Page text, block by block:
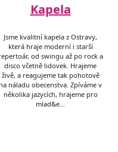
Kapela
Jsme kvalitní kapela z Ostravy,
která hraje moderní i starší
od swingu až po rock a
disco včetně lidovek. Hrajeme
živě, a reagujeme tak pohotově
na náladu obecenstva. Zpíváme v
několika jazycích, hrajeme pro
mlad&e…